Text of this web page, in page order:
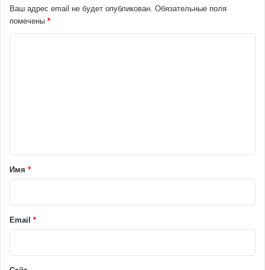
Ваш адрес email не будет опубликован. Обязательные поля
помечены *
а
р
й
Имя *
Email *